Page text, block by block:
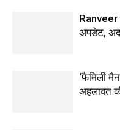
Ranveer
अपडेट,
‘फैमिली
अहलावत